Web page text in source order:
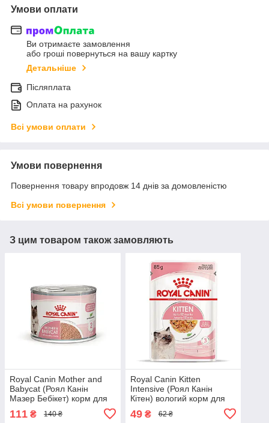
Умови оплати
Ви отримаєте замовлення
або гроші повернуться на вашу картку
Детальніше
Післяплата
Оплата на рахунок
Всі умови оплати
Умови повернення
Повернення товару впродовж 14 днів за домовленістю
Всі умови повернення
З цим товаром також замовляють
Royal Canin Mother and
Babycat (Роял Канін
Мазер Бебікет) корм для
кошенят та кішки, 195 гр
111 ₴ 140 ₴
Royal Canin Kitten
Intensive (Роял Канін
Кітен) вологий корм для
кошенят у віці 4-12 місяців
в желе, 85 грх12 шт
49₴ 62 ₴